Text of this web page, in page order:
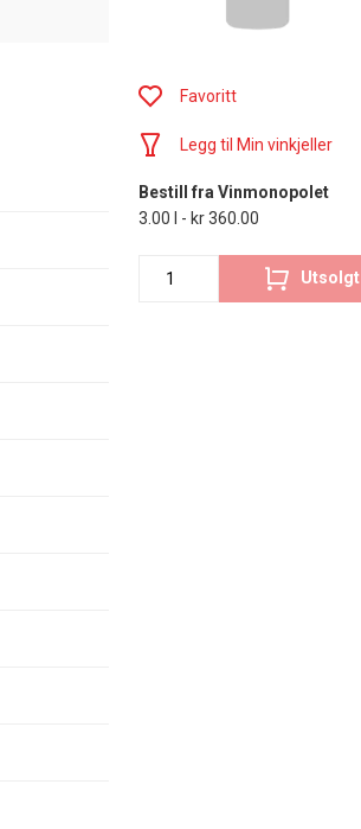
Favoritt
Legg til Min vinkjeller
Bestill fra Vinmonopolet
3.00 l - kr 360.00
Utsolgt